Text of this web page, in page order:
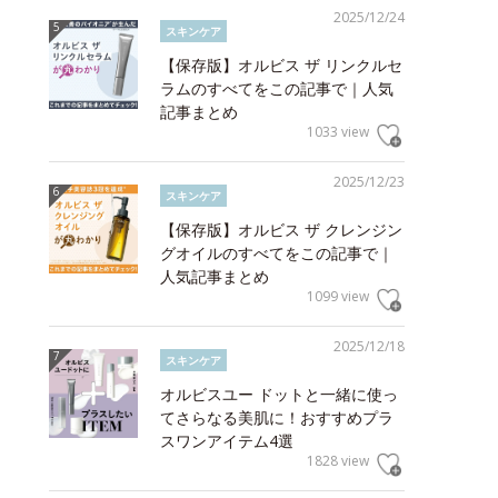
2025/12/24
スキンケア
【保存版】オルビス ザ リンクルセ
ラムのすべてをこの記事で｜人気
記事まとめ
1033 view
2025/12/23
スキンケア
【保存版】オルビス ザ クレンジン
グオイルのすべてをこの記事で｜
人気記事まとめ
1099 view
2025/12/18
スキンケア
オルビスユー ドットと一緒に使っ
てさらなる美肌に！おすすめプラ
スワンアイテム4選
1828 view